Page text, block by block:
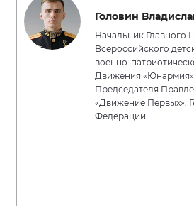
Головин
Начальник Главного
Всероссийского
военно-
Движения
Председателя
«Движение Первых»,
Федерации